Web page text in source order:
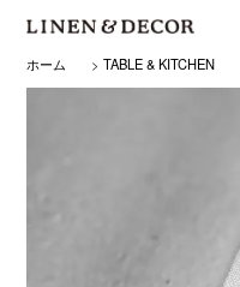
ホーム >TABLE & KITCHEN